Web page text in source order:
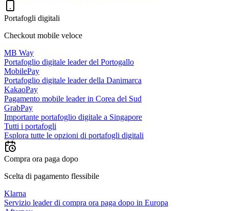
Portafogli digitali
Checkout mobile veloce
MB Way
Portafoglio digitale leader del Portogallo
MobilePay
Portafoglio digitale leader della Danimarca
KakaoPay
Pagamento mobile leader in Corea del Sud
GrabPay
Importante portafoglio digitale a Singapore
Tutti i portafogli
Esplora tutte le opzioni di portafogli digitali
Compra ora paga dopo
Scelta di pagamento flessibile
Klarna
Servizio leader di compra ora paga dopo in Europa